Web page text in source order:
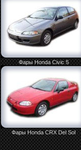
Фары Honda Civic 5
Фары Honda CRX Del Sol